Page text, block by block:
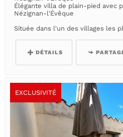
Élégante villa de plain-pied avec
Nézignan-l'Évêque
Située dans l'un des villages les
DÉTAILS
EXCLUSIVITÉ